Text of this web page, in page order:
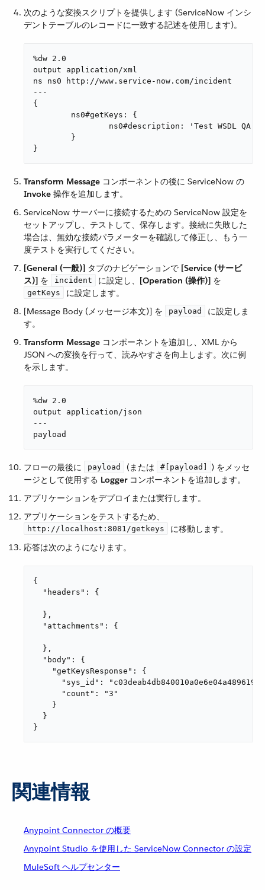
次のような変換スクリプトを提供します (ServiceNow インシ
デントテーブルのレコードに一致する記述を使用します)。
%dw 2.0
output application/xml
ns ns0 http://www.service-now.com/incident
---
{
}
Transform Message ​ コンポーネントの後に ServiceNow の ​
Invoke ​ 操作を追加します。
ServiceNow サーバーに接続するための ServiceNow 設定を
セットアップし、テストして、保存します。接続に失敗した
場合は、無効な接続パラメーターを確認して修正し、もう一
度テストを実行してください。
[General (一般)] ​ タブのナビゲーションで ​ [Service (サービ
ス)] ​ を ​ incident ​ に設定し、​ [Operation (操作)] ​ を ​
getKeys
​ に設定します。
[Message Body (メッセージ本文)] を ​
payload
​ に設定しま
す。
Transform Message ​ コンポーネントを追加し、XML から
JSON への変換を行って、読みやすさを向上します。次に例
を示します。
%dw 2.0
output application/json
---
payload
フローの最後に ​ payload ​ (または ​ #[payload]
​) をメッセ
ージとして使用する ​ Logger​ コンポーネントを追加します。
アプリケーションをデプロイまたは実行します。
アプリケーションをテストするため、​
http://localhost:8081/getkeys
​ に移動します。
応答は次のようになります。
{
  "headers": {
  },
  "attachments": {
  },
  "body": {
    "getKeysResponse": {
"sys_id":
      "count": "3"
    }
  }
}
関連情報
Anypoint Connector の概要
Anypoint Studio を使用した ServiceNow Connector の設定
MuleSoft ヘルプセンター